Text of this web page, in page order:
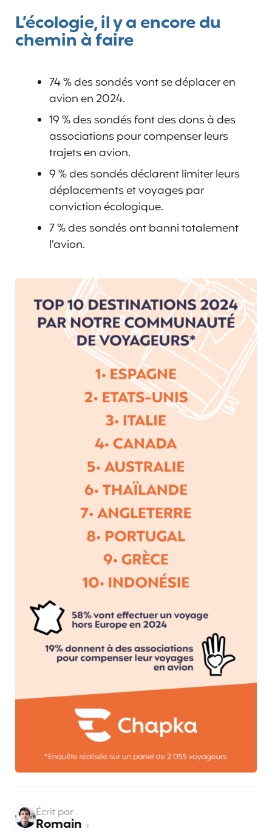
L’écologie, il y a encore du
chemin à faire
74 % des sondés vont se déplacer en
avion en 2024.
19 % des sondés font des dons à des
associations pour compenser leurs
trajets en avion.
9 % des sondés déclarent limiter leurs
déplacements et voyages par
conviction écologique.
7 % des sondés ont banni totalement
l’avion.
Écrit par
Romain